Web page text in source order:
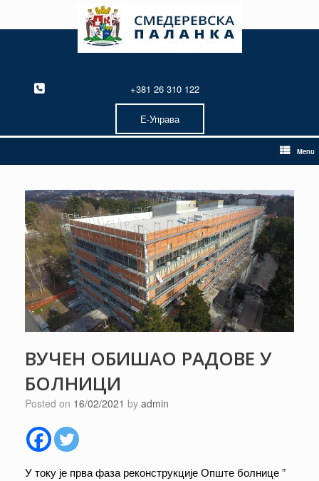
content
+381 26 310 122
Е-Управа
Menu
ВУЧЕН ОБИШАО РАДОВЕ У
БОЛНИЦИ
Posted on 16/02/2021 by admin
У току је прва фаза реконструкције Опште болнице ”